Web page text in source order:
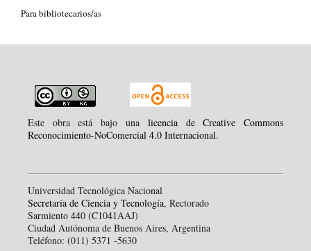
Para bibliotecarios/as
Este obra está bajo una licencia de Creative Commons
Reconocimiento-NoComercial 4.0 Internacional.
Universidad Tecnológica Nacional
Secretaría de Ciencia y Tecnología, Rectorado
Sarmiento 440 (C1041AAJ)
Ciudad Autónoma de Buenos Aires, Argentina
Teléfono: (011) 5371 -5630